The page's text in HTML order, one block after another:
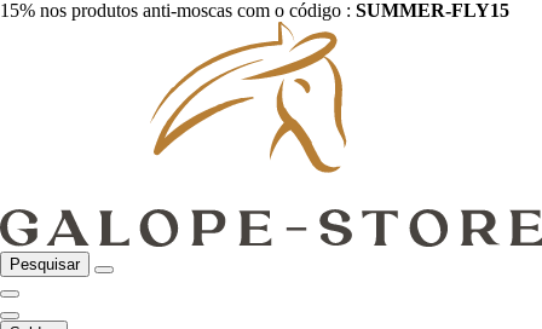
15% nos produtos anti-moscas com o código : SUMMER-FLY15
Pesquisar